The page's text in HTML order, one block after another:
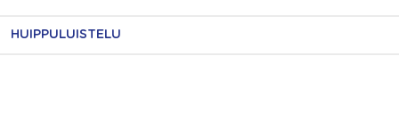
HUIPPULUISTELU